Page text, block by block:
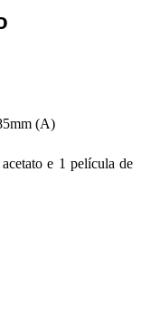
(A)
e 1 película de